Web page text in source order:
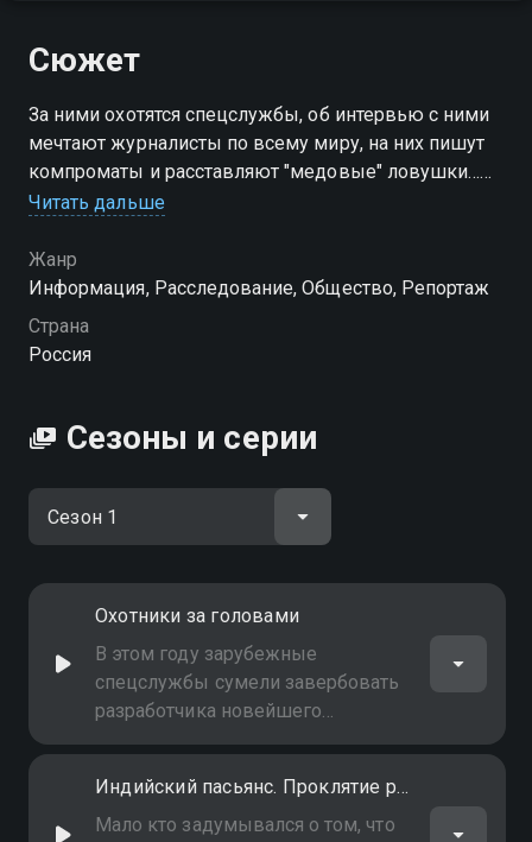
Сюжет
За ними охотятся спецслужбы, об интервью с ними
мечтают журналисты по всему миру, на них пишут
компроматы и расставляют "медовые" ловушки…
Они меняют ход истории и являются главными
Читать дальше
Жанр
Информация, Расследование, Общество, Репортаж
Страна
Россия
Сезоны и серии
Охотники за головами
В этом году зарубежные
спецслужбы сумели завербовать
разработчика новейшего
гиперзвукового оружия и с его
секретную разработку. Наша
страна пока первая и
Индийский пасьянс. Проклятие рода Ганди
Мало кто задумывался о том, что